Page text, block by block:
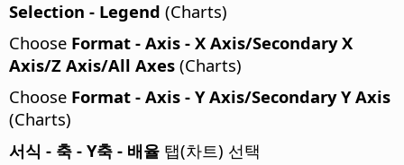
Selection - Legend (Charts)
Choose Format - Axis - X Axis/Secondary X
Axis/Z Axis/All Axes (Charts)
Choose Format - Axis - Y Axis/Secondary Y Axis
(Charts)
서식 - 축 - Y축 - 배율 탭(차트) 선택